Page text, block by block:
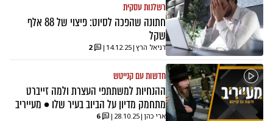
רשלנות עסקית
חתונה שהפכה לסיוט: פיצוי של 88 אלף
שקל
דניאל הרץ |
14.12.25
|
2
חדשות עם קנייטש
ההנחיות למשתתפי העצרת ולמה זייברט
מתחמק מדיון על הביוב בעיר שלו • מעייריב
ארי כהן |
28.10.25
|
6